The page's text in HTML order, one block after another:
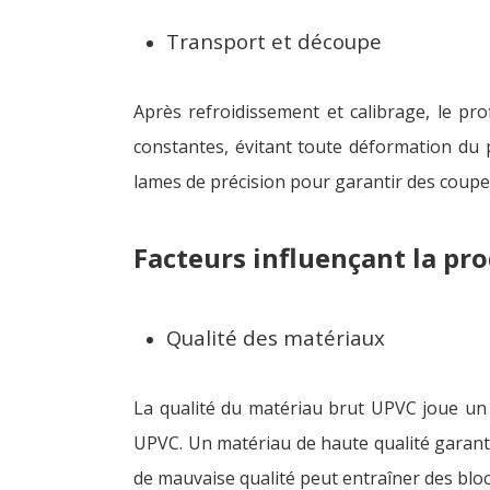
Transport et découpe
Après refroidissement et calibrage, le
constantes, évitant toute déformation du
lames de précision pour garantir des
Facteurs influençant la
Qualité des matériaux
La qualité du matériau brut UPVC joue
UPVC. Un matériau de haute qualité
de mauvaise qualité peut entraîner des